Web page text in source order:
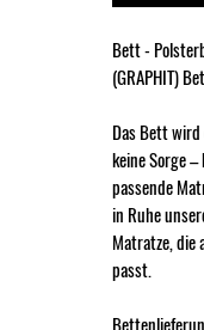
Bett -
(GRAPHIT)
Das Bett
keine Sorge
passende
in Ruhe
Matratze, die
passt.